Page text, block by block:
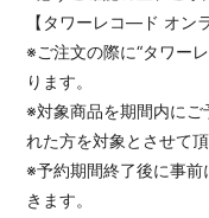
【タワーレコ―ド オン
※ご注文の際に“タワー
ります。
※対象商品を期間内にご
れた方を対象とさせて頂
※予約期間終了後に事
きます。